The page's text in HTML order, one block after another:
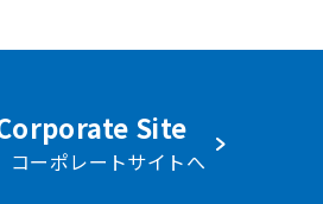
Site
ーポレートサイトへ